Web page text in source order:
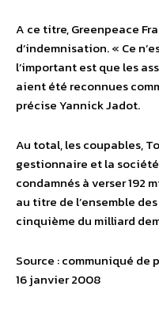
A ce titre, Greenpeace
d’indemnisation. « Ce
l’important est que les
aient été reconnues
précise Yannick Jadot.
Au total, les coupables,
gestionnaire et la
condamnés à verser 192
au titre de l’ensemble
cinquième du milliard
Source : communiqué de
16 janvier 2008